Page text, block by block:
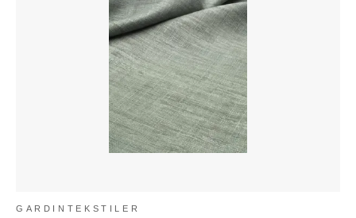
GARDINTEKSTILER